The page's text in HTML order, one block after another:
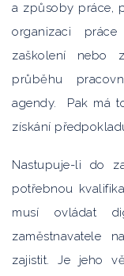
a způsoby práce,
organizaci
zaškolení nebo
průběhu
agendy. Pak má
získání
Nastupuje-li do
potřebnou
musí ovládat
zaměstnavatele
zajistit. Je jeho